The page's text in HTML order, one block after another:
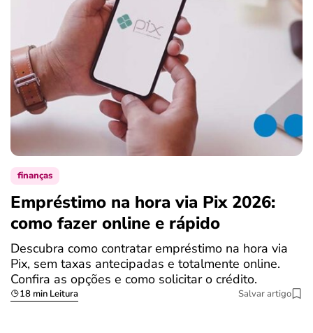
finanças
Empréstimo na hora via Pix 2026:
como fazer online e rápido
Descubra como contratar empréstimo na hora via
Pix, sem taxas antecipadas e totalmente online.
Confira as opções e como solicitar o crédito.
18 min Leitura Salvar artigo